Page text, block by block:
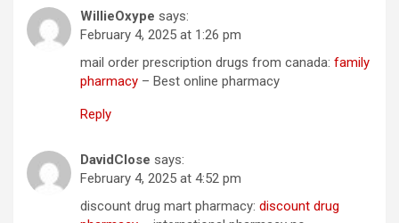
WillieOxype says:
February 4, 2025 at 1:26 pm
mail order prescription drugs from canada: family
pharmacy – Best online pharmacy
Reply
DavidClose says:
February 4, 2025 at 4:52 pm
discount drug mart pharmacy: discount drug